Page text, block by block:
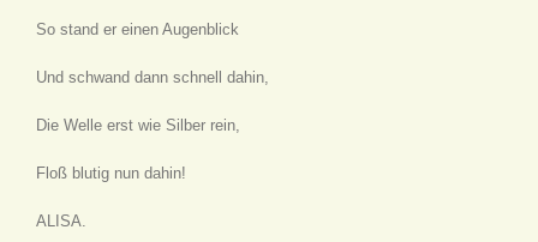
So stand er einen Augenblick
Und schwand dann schnell dahin,
Die Welle erst wie Silber rein,
Floß blutig nun dahin!
ALISA.